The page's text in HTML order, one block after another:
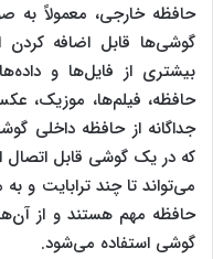
گوشی‌ها قابل اضافه
بیشتری از فایل‌ها و
حافظه، فیلم‌ها، موزیک،
جداگانه از حافظه داخلی
که در یک گوشی قابل
می‌تواند تا چند ترابایت و
حافظه مهم هستند و از
گوشی استفاده می‌شود.